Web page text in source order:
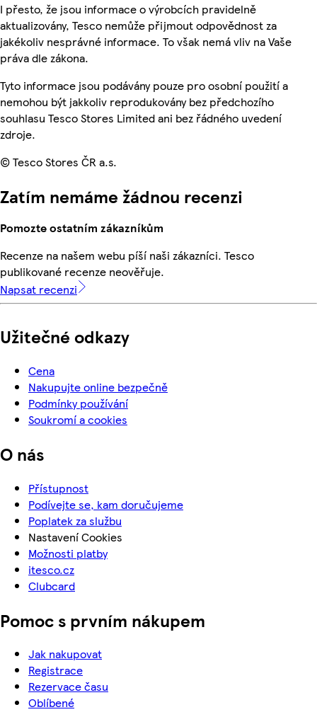
I přesto, že jsou informace o výrobcích pravidelně
aktualizovány, Tesco nemůže přijmout odpovědnost za
jakékoliv nesprávné informace. To však nemá vliv na Vaše
práva dle zákona.
Tyto informace jsou podávány pouze pro osobní použití a
nemohou být jakkoliv reprodukovány bez předchozího
souhlasu Tesco Stores Limited ani bez řádného uvedení
zdroje.
© Tesco Stores ČR a.s.
Zatím nemáme žádnou recenzi
Pomozte ostatním zákazníkům
Recenze na našem webu píší naši zákazníci. Tesco
publikované recenze neověřuje.
Napsat recenzi
Užitečné odkazy
Cena
Nakupujte online bezpečně
Podmínky používání
Soukromí a cookies
O nás
Přístupnost
Podívejte se, kam doručujeme
Poplatek za službu
Nastavení Cookies
Možnosti platby
itesco.cz
Clubcard
Pomoc s prvním nákupem
Jak nakupovat
Registrace
Rezervace času
Oblíbené